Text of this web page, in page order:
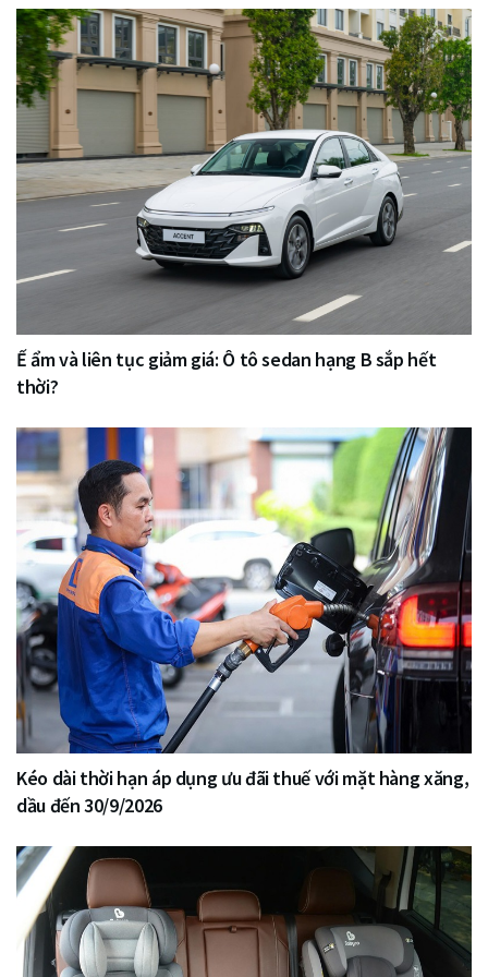
Ế ẩm và liên tục giảm giá: Ô tô sedan hạng B sắp hết
thời?
Kéo dài thời hạn áp dụng ưu đãi thuế với mặt hàng xăng,
dầu đến 30/9/2026